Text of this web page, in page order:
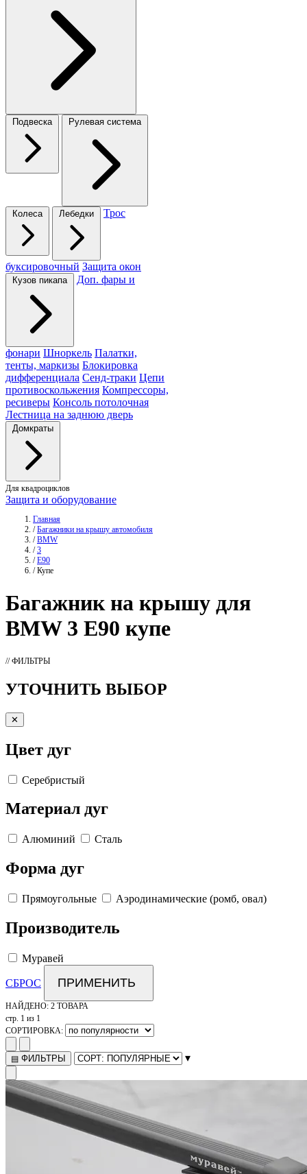
Подвеска Рулевая система
Колеса Лебедки Трос
буксировочный Защита окон
Кузов пикапа Доп. фары и
фонари Шноркель Палатки,
тенты, маркизы Блокировка
дифференциала Сенд-траки Цепи
противоскольжения Компрессоры,
ресиверы Консоль потолочная
Лестница на заднюю дверь
Домкраты
Для квадроциклов
Защита и оборудование
Главная
/ Багажники на крышу автомобиля
/ BMW
/ 3
/ E90
/ Купе
Багажникна крышу для
BMW 3 E90 купе
// ФИЛЬТРЫ
УТОЧНИТЬ ВЫБОР
✕
Цвет дуг
Серебристый
Материал дуг
Алюминий Сталь
Форма дуг
Прямоугольные Аэродинамические (ромб, овал)
Производитель
Муравей
СБРОС ПРИМЕНИТЬ
НАЙДЕНО: 2 ТОВАРА
стр. 1 из 1
СОРТИРОВКА:
▤ ФИЛЬТРЫ ▾